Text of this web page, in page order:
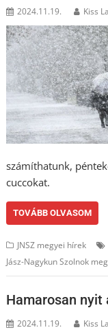
2024.11.19. Kiss
számíthatunk,
cuccokat.
TOVÁBB OLVASOM
JNSZ megyei hírek
Jász-Nagykun Szolnok
Hamarosan nyit
2024.11.19. Kiss